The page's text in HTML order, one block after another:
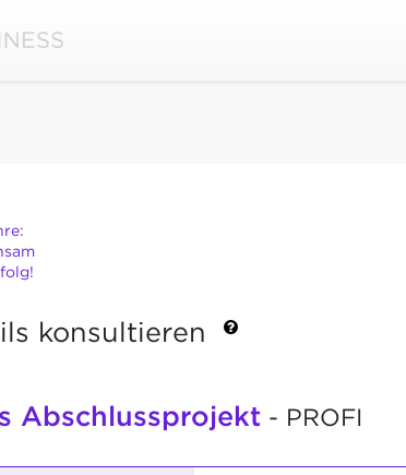
konsultieren
Abschlussprojekt- PROFI